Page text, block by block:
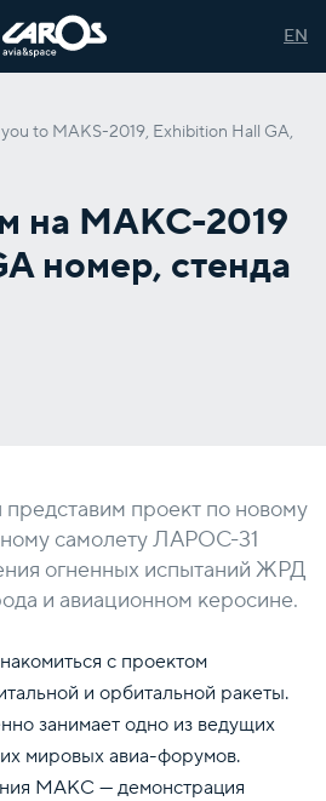
EN
to MAKS-2019, Exhibition Hall GA,
на МАКС-2019
номер, стенда
проект по новому
самолету ЛАРОС-31
огненных испытаний ЖРД
и авиационном керосине.
с проектом
и орбитальной ракеты.
занимает одно из ведущих
мировых авиа-форумов.
МАКС — демонстрация